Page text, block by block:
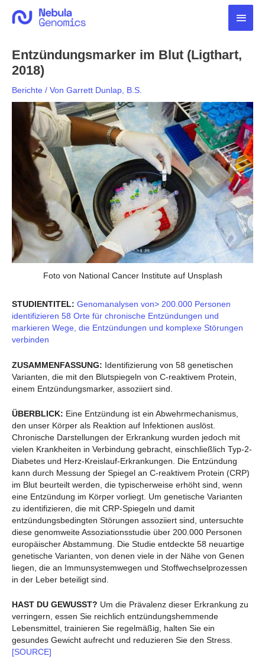
Inhalt
Entzündungsmarker im Blut (Ligthart,
2018)
Berichte / Von Garrett Dunlap, B.S.
Foto von National Cancer Institute auf Unsplash
STUDIENTITEL: Genomanalysen von> 200.000 Personen
identifizieren 58 Orte für chronische Entzündungen und
markieren Wege, die Entzündungen und komplexe Störungen
verbinden
ZUSAMMENFASSUNG: Identifizierung von 58 genetischen
Varianten, die mit den Blutspiegeln von C-reaktivem Protein,
einem Entzündungsmarker, assoziiert sind.
ÜBERBLICK: Eine Entzündung ist ein Abwehrmechanismus,
den unser Körper als Reaktion auf Infektionen auslöst.
Chronische Darstellungen der Erkrankung wurden jedoch mit
vielen Krankheiten in Verbindung gebracht, einschließlich Typ-2-
Diabetes und Herz-Kreislauf-Erkrankungen. Die Entzündung
kann durch Messung der Spiegel an C-reaktivem Protein (CRP)
im Blut beurteilt werden, die typischerweise erhöht sind, wenn
eine Entzündung im Körper vorliegt. Um genetische Varianten
zu identifizieren, die mit CRP-Spiegeln und damit
entzündungsbedingten Störungen assoziiert sind, untersuchte
diese genomweite Assoziationsstudie über 200.000 Personen
europäischer Abstammung. Die Studie entdeckte 58 neuartige
genetische Varianten, von denen viele in der Nähe von Genen
liegen, die an Immunsystemwegen und Stoffwechselprozessen
in der Leber beteiligt sind.
HAST DU GEWUSST? Um die Prävalenz dieser Erkrankung zu
verringern, essen Sie reichlich entzündungshemmende
Lebensmittel, trainieren Sie regelmäßig, halten Sie ein
gesundes Gewicht aufrecht und reduzieren Sie den Stress.
[SOURCE]